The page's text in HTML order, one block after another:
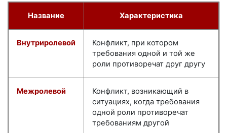
Название Характеристика
Внутриролевой
Конфликт, при котором
требования одной и той же
роли противоречат друг другу
Межролевой
Конфликт, возникающий в
ситуациях, когда требования
одной роли противоречат
требованиям другой